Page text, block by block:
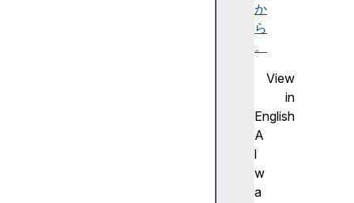
か
ら
。
View
in
English
A
l
w
a